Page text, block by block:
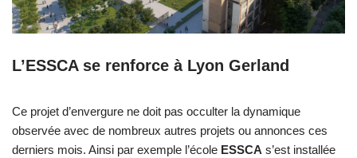
L’ESSCA se renforce à Lyon Gerland
Ce projet d’envergure ne doit pas occulter la dynamique
observée avec de nombreux autres projets ou annonces ces
derniers mois. Ainsi par exemple l’école ESSCA s’est installée